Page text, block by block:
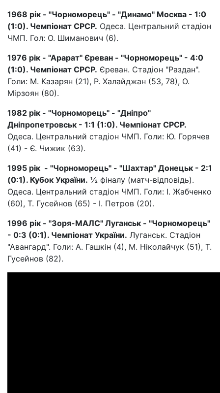
1968 рік - "Чорноморець" - "Динамо" Москва - 1:0
(1:0). Чемпіонат СРСР. Одеса. Центральний стадіон
ЧМП. Гол: О. Шиманович (6).
1976 рік - "Арарат" Єреван - "Чорноморець" - 4:0
(1:0). Чемпіонат СРСР. Єреван. Стадіон "Раздан".
Голи: М. Казарян (21), Р. Халайджан (53, 78), О.
Мірзоян (80).
1982 рік - "Чорноморець" - "Дніпро"
Дніпропетровськ - 1:1 (1:0). Чемпіонат СРСР.
Одеса. Центральний стадіон ЧМП. Голи: Ю. Горячев
(41) - Є. Чижик (63).
1995 рік - "Чорноморець" - "Шахтар" Донецьк - 2:1
(0:1). Кубок України. ½ фіналу (матч-відповідь).
Одеса. Центральний стадіон ЧМП. Голи: І. Жабченко
(60), Т. Гусейнов (65) - І. Петров (20).
1996 рік - "Зоря-МАЛС" Луганськ - "Чорноморець"
- 0:3 (0:1). Чемпіонат України. Луганськ. Стадіон
"Авангард". Голи: А. Гашкін (4), М. Ніколайчук (51), Т.
Гусейнов (82).